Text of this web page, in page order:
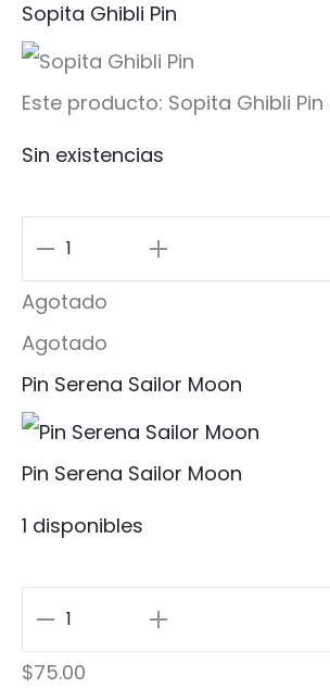
Sopita Ghibli Pin
Este producto: Sopita Ghibli Pin
Sin existencias
Sopita
Ghibli
Agotado
Agotado
Pin Serena Sailor Moon
Pin Serena Sailor Moon
1 disponibles
Pin
Serena
$75.00